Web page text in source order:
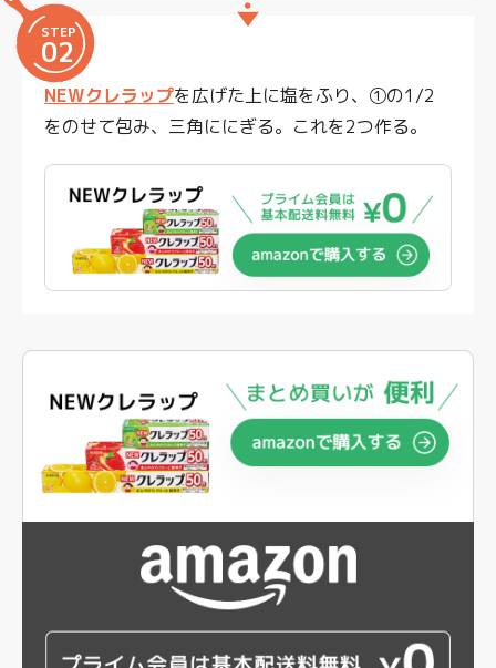
STEP
02
NEWクレラップを広げた上に塩をふり、①の1/2
をのせて包み、三角ににぎる。これを2つ作る。